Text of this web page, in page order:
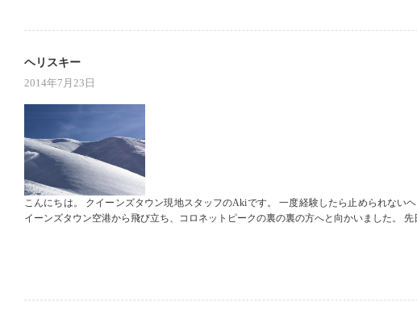
ヘリスキー
2014年7月23日
こんにちは。 クイーンズタウン現地スタッフのAkiです。 一度経験したら止められない
イーンズタウン空港から飛び立ち、コロネットピークの裏の裏の方へと向かいました。